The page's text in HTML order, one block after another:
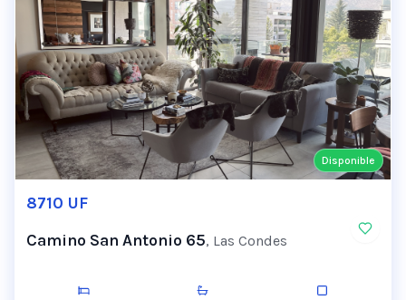
Disponible
8710 UF
Camino San Antonio 65, Las Condes